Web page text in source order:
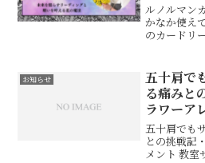
ルノルマン
かなか使え
のカードリ
ル開催の予
す。
お知らせ
五十肩で
る痛みと
ラワーア
五十肩でも
との挑戦記
メント 教室